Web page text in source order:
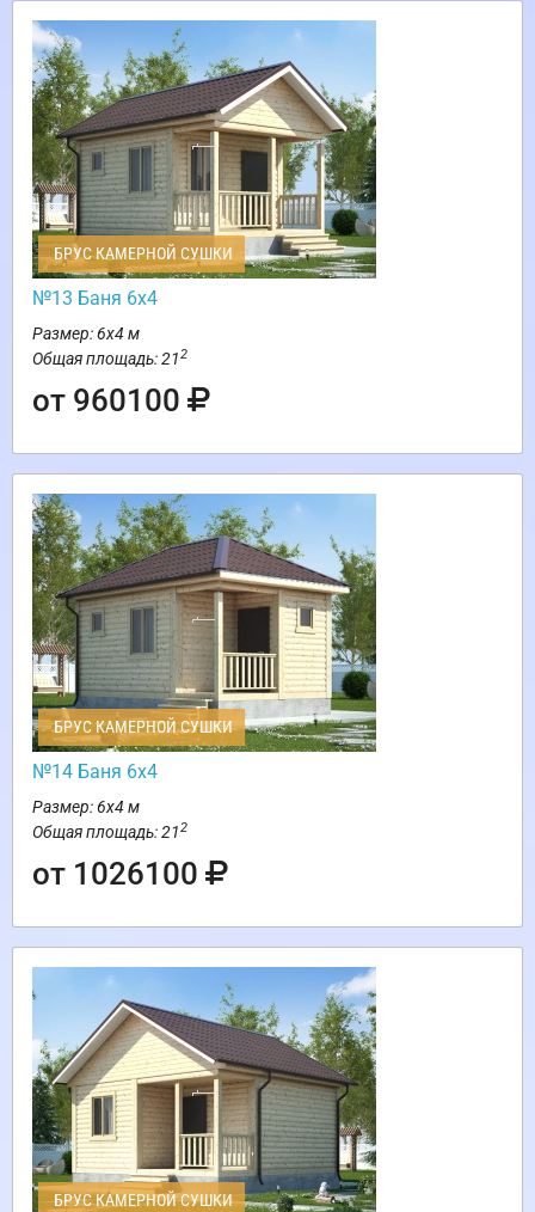
БРУС КАМЕРНОЙ СУШКИ
№13 Баня 6х4
Размер: 6х4 м
Общая площадь: 212
от 960100
БРУС КАМЕРНОЙ СУШКИ
№14 Баня 6х4
Размер: 6х4 м
Общая площадь: 212
от 1026100
БРУС КАМЕРНОЙ СУШКИ